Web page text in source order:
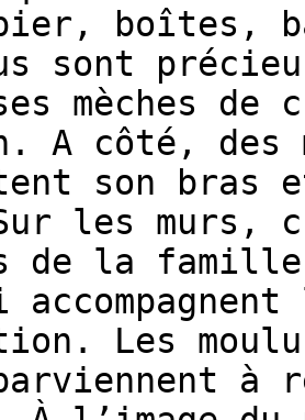
boîtes,
sont
mèches de
A côté, des
son bras
les murs,
la famille
Les
à